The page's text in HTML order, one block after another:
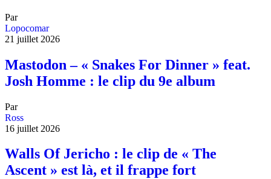
Par
Lopocomar
21 juillet 2026
Mastodon – « Snakes For Dinner » feat.
Josh Homme : le clip du 9e album
Par
Ross
16 juillet 2026
Walls Of Jericho : le clip de « The
Ascent » est là, et il frappe fort